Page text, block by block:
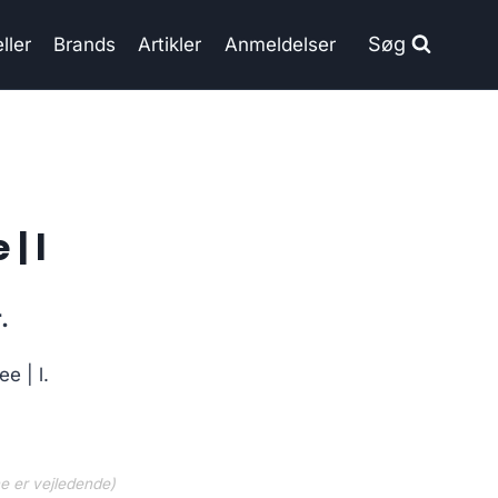
Brands Artikler Anmeldelser Søg
| l
is:
| l.
er vejledende)